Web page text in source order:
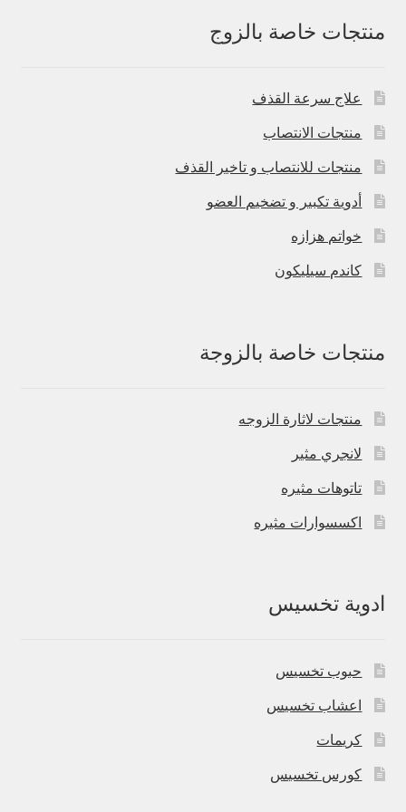
منتجات خاصة بالزوج
علاج سرعة القذف
منتجات الانتصاب
منتجات للانتصاب و تاخير القذف
أدوية تكبير و تضخيم العضو
خواتم هزازه
كاندم سيليكون
منتجات خاصة بالزوجة
منتجات لاثارة الزوجه
لانجري مثير
تاتوهات مثيره
اكسسوارات مثيره
ادوية تخسيس
حبوب تخسيس
اعشاب تخسيس
كريمات
كورس تخسيس